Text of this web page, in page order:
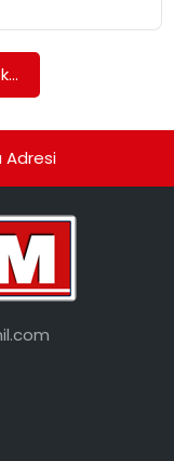
Adresi